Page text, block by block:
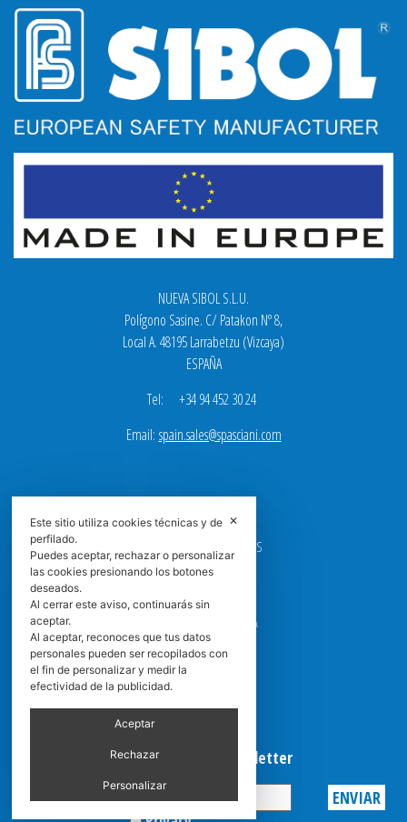
NUEVA SIBOL S.L.U.
Polígono Sasine. C/ Patakon Nº 8,
Local A. 48195 Larrabetzu (Vizcaya)
ESPAÑA
Tel: +34 94 452 30 24
Email: spain.sales@spasciani.com
PRODUCTOS
CAMPOS DE APLICACIONES
CONTACTO
GUÍA DEL FILTRO
CENTROS DE ASISTENCIA
DOWNLOAD
NEWS
Suscribirse a la Newsletter
✕
Este sitio utiliza cookies técnicas y de
perfilado.
Puedes aceptar, rechazar o personalizar
las cookies presionando los botones
deseados.
Al cerrar este aviso, continuarás sin
aceptar.
Al aceptar, reconoces que tus datos
personales pueden ser recopilados con
el fin de personalizar y medir la
efectividad de la publicidad.
Aceptar
Rechazar
Personalizar